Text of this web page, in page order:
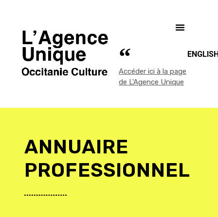
Accéder ici à la page
de L'Agence Unique
ANNUAIRE
PROFESSIONNEL